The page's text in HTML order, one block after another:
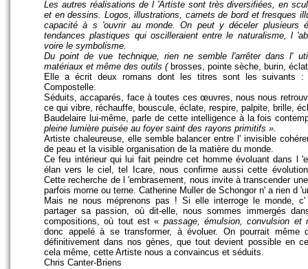
Les autres réalisations de l 'Artiste sont très diversifiées, en
et en dessins. Logos, illustrations, carnets de bord et fresques
capacité à s 'ouvrir au monde. On peut y déceler plusieurs
tendances plastiques qui oscilleraient entre le naturalisme, l
voire le symbolisme.
Du point de vue technique, rien ne semble l'arrêter dans l'
matériaux et même des outils ( brosses, pointe sèche, burin,
Elle a écrit deux romans dont les titres sont les suivants
Compostelle.
Séduits, accaparés, face à toutes ces œuvres, nous nous
ce qui vibre, réchauffe, bouscule, éclate, respire, palpite, brille,
Baudelaire lui-même, parle de cette intelligence à la fois
pleine lumière puisée au foyer saint des rayons primitifs ».
Artiste chaleureuse, elle semble balancer entre l' invisible
de peau et la visible organisation de la matière du monde.
Ce feu intérieur qui lui fait peindre cet homme évoluant dans l
élan vers le ciel, tel Icare, nous confirme aussi cette
Cette recherche de l 'embrasement, nous invite à transcender
parfois morne ou terne. Catherine Muller de Schongor n' a rien d
Mais ne nous méprenons pas ! Si elle interroge le monde,
partager sa passion, où dit-elle, nous sommes immergés
compositions, où tout est « passage, émulsion, convulsion et
donc appelé à se transformer, à évoluer. On pourrait
définitivement dans nos gènes, que tout devient possible en
cela même, cette Artiste nous a convaincus et séduits.
Chris Canter-Briens